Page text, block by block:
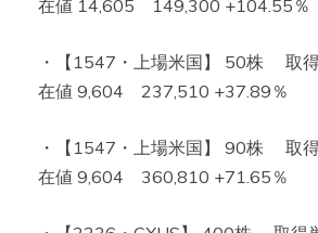
在値 14,605 149,300 +104.55％
・【1547・上場米国】 50株 取
在値 9,604 237,510 +37.89％
・【1547・上場米国】 90株 取
在値 9,604 360,810 +71.65％